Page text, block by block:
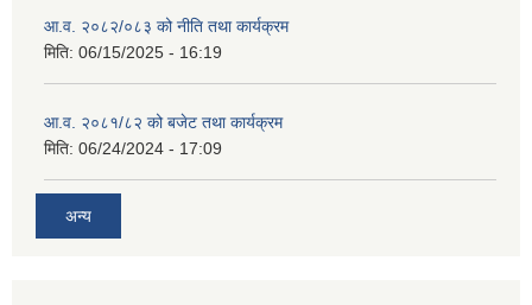
आ.व. २०८२/०८३ को नीति तथा कार्यक्रम
मिति: 06/15/2025 - 16:19
आ.व. २०८१/८२ को बजेट तथा कार्यक्रम
मिति: 06/24/2024 - 17:09
अन्य